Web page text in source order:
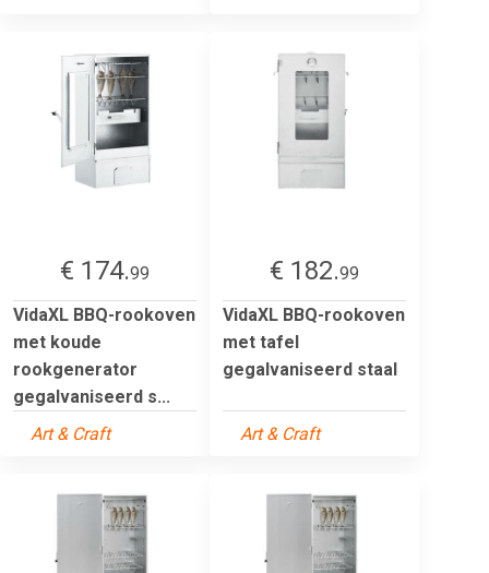
€ 174.99
VidaXL BBQ-rookoven
met koude
rookgenerator
gegalvaniseerd s...
Art & Craft
€ 182.99
VidaXL BBQ-rookoven
met tafel
gegalvaniseerd staal
Art & Craft